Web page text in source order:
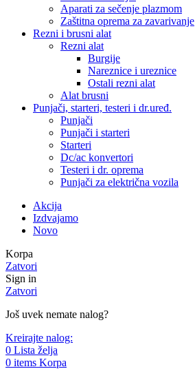
Aparati za sečenje plazmom
Zaštitna oprema za zavarivanje
Rezni i brusni alat
Rezni alat
Burgije
Nareznice i ureznice
Ostali rezni alat
Alat brusni
Punjači, starteri, testeri i dr.uređ.
Punjači
Punjači i starteri
Starteri
Dc/ac konvertori
Testeri i dr. oprema
Punjači za električna vozila
Akcija
Izdvajamo
Novo
Korpa
Zatvori
Sign in
Zatvori
Još uvek nemate nalog?
Kreirajte nalog:
0 Lista želja
0 items Korpa